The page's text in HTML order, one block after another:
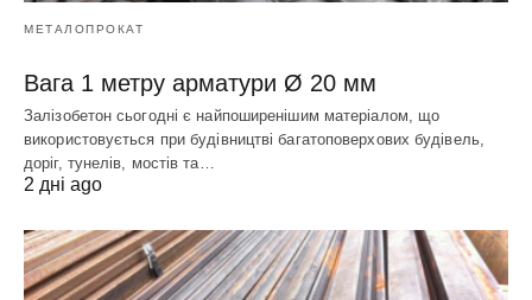
МЕТАЛОПРОКАТ
Вага 1 метру арматури Ø 20 мм
Залізобетон сьогодні є найпоширенішим матеріалом, що
використовується при будівництві багатоповерхових будівель,
доріг, тунелів, мостів та…
2 дні ago